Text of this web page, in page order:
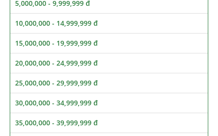
5,000,000 - 9,999,999 đ
10,000,000 - 14,999,999 đ
15,000,000 - 19,999,999 đ
20,000,000 - 24,999,999 đ
25,000,000 - 29,999,999 đ
30,000,000 - 34,999,999 đ
35,000,000 - 39,999,999 đ